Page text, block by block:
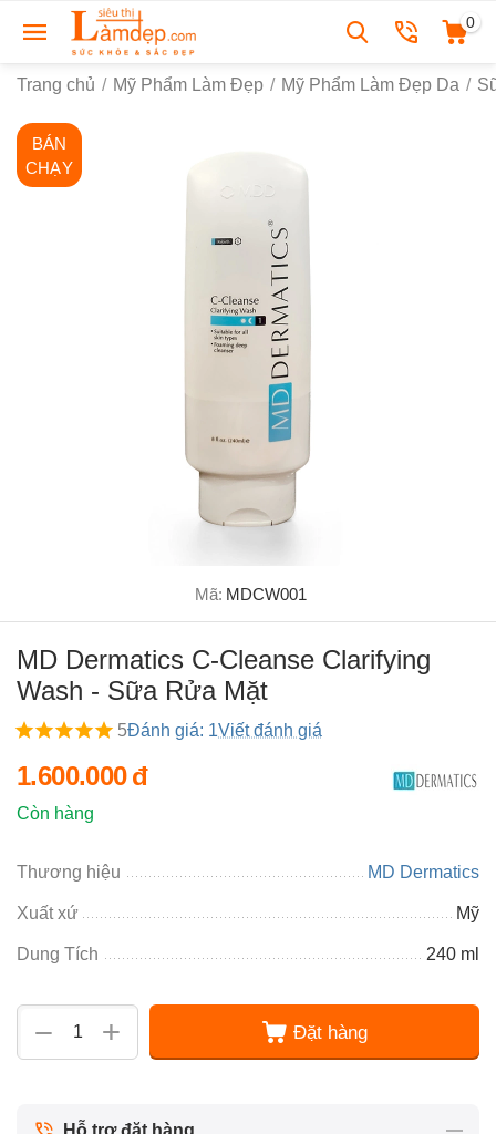
0
Trang chủ / Mỹ Phẩm Làm Đẹp / Mỹ Phẩm Làm Đẹp Da /
BÁN
CHẠY
Mã: MDCW001
MD Dermatics C-Cleanse Clarifying
Wash - Sữa Rửa Mặt
5Đánh giá: 1Viết đánh giá
1.600.000đ
Còn hàng
Thương hiệu MD Dermatics
Xuất xứ Mỹ
Dung Tích 240 ml
+
− Đặt hàng
Hỗ trợ đặt hàng